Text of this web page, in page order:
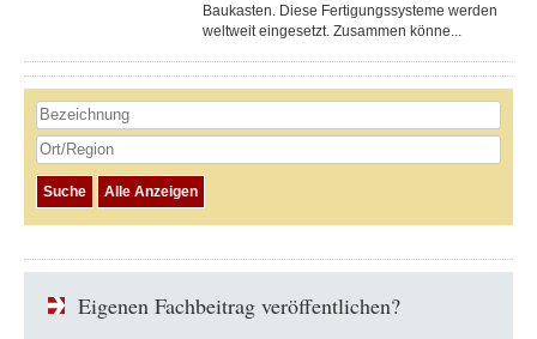
Baukasten. Diese Fertigungs­systeme werden
weltweit eingesetzt. Zusammen könne...
Eigenen Fachbeitrag veröffentlichen?